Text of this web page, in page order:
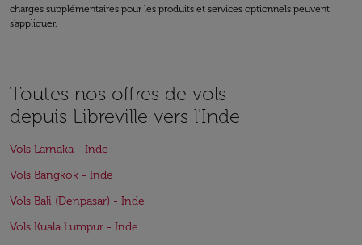
charges supplémentaires pour les produits et services optionnels peuvent
s'appliquer.
Toutes nos offres de vols
depuis Libreville vers l'Inde
Vols Larnaka - Inde
Vols Bangkok - Inde
Vols Bali (Denpasar) - Inde
Vols Kuala Lumpur - Inde